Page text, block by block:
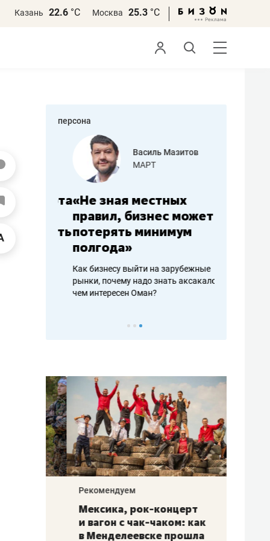
Казань 22.6 °С Москва 25.3 °С
персона
работа
Василь Мазитов
МАРТ
«Не зная местных
правил, бизнес может
потерять минимум
полгода»
Как бизнесу выйти на зарубежные
рынки, почему надо знать аксакалов и
чем интересен Оман?
Рекомендуем
Мексика, рок-концерт
и вагон с чак-чаком: как
в Менделеевске прошла